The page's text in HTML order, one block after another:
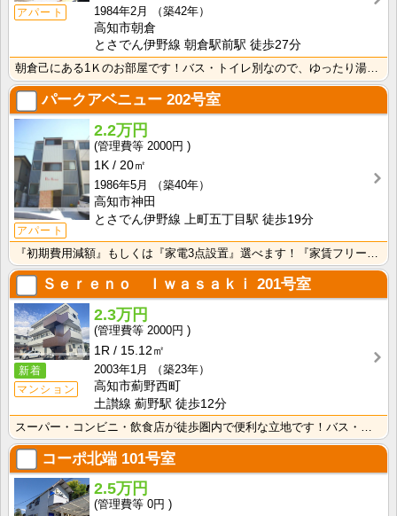
アパート
1984年2月
（築42年）
高知市朝倉
とさでん伊野線 朝倉駅前駅 徒歩27分
朝倉己にある1Ｋのお部屋です！バス・トイレ別なので、ゆったり湯船に浸かれますね！
パークアベニュー 202号室
アパート
2.2万円
2000円
1K
20㎡
1986年5月
（築40年）
高知市神田
とさでん伊野線 上町五丁目駅 徒歩19分
Ｓｅｒｅｎｏ Ｉｗａｓａｋｉ 201号室
新着
マンション
2.3万円
2000円
1R
15.12㎡
2003年1月
（築23年）
高知市薊野西町
土讃線 薊野駅 徒歩12分
コーポ北端 101号室
2.5万円
0円